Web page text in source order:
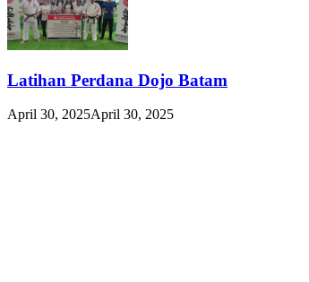
Latihan Perdana Dojo Batam
April 30, 2025April 30, 2025